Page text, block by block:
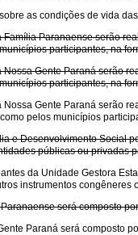
as condições de vida
Paranaense serão
participantes, na
Gente Paraná serão
participantes, na
Gente Paraná serão
pelos municípios
e Desenvolvimento Social
públicas ou privadas
da Unidade Gestora
instrumentos
será composto
Paraná será composto